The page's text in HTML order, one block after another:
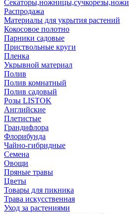
Секаторы,ножницы,сучкорезы,ножи
Распродажа
Материалы для укрытия растений
Кокосовое полотно
Парники садовые
Приствольные круги
Пленка
Укрывной материал
Полив
Полив комнатный
Полив садовый
Розы LISTOK
Английские
Плетистые
Грандифлора
Флорибунда
Чайно-гибридные
Семена
Овощи
Пряные травы
Цветы
Товары для пикника
Трава искусственная
Уход за растениями